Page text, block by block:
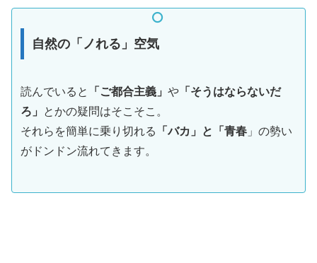
自然の「ノれる」空気
読んでいると 「ご都合主義」 や 「そうはならないだ
ろ」
とかの疑問はそこそこ。
それらを簡単に乗り切れる
「バカ」と「青春 」の勢い
がドンドン流れてきます。